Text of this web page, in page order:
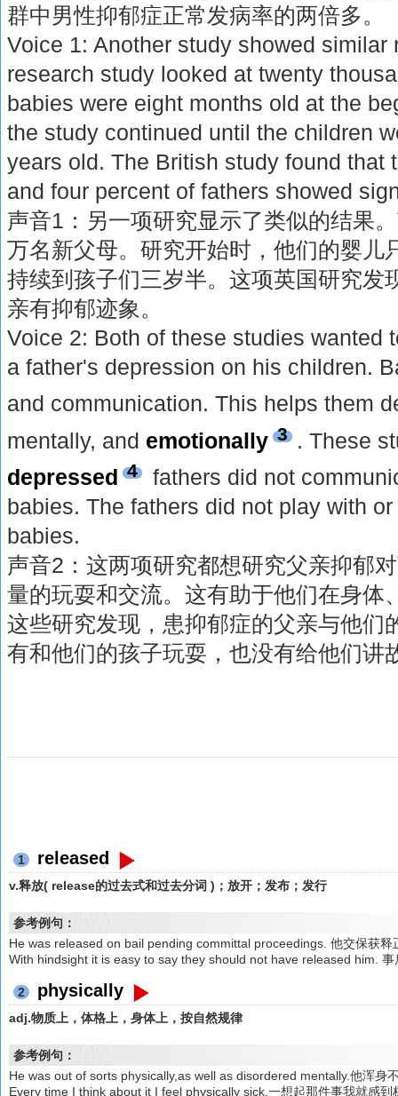
群中男性抑郁症正常发病率的两倍多。
Voice 1: Another study showed similar
research study looked at twenty
babies were eight months old at the
the study continued until the children
years old. The British study found that
and four percent of fathers showed
声音1：另一项研究显示了类似的结果
万名新父母。研究开始时，他们的婴儿
持续到孩子们三岁半。这项英国研究发
亲有抑郁迹象。
Voice 2: Both of these studies wanted
a father's depression on his children.
and communication. This helps them
mentally, and emotionally 3 . These
depressed 4
fathers did not
babies. The fathers did not play with
babies.
声音2：这两项研究都想研究父亲抑郁
量的玩耍和交流。这有助于他们在身体
这些研究发现，患抑郁症的父亲与他们
有和他们的孩子玩耍，也没有给他们讲
1 released
v.释放( release的过去式和过去分词 )；放开；发布；发行
参考例句：
He was released on bail pending committal proceedings. 他交保获释
With hindsight it is easy to say they should not have released him.
2 physically
adj.物质上，体格上，身体上，按自然规律
参考例句：
He was out of sorts physically,as well as disordered mentally.他浑身
Every time I think about it I feel physically sick.一想起那件事我就感到